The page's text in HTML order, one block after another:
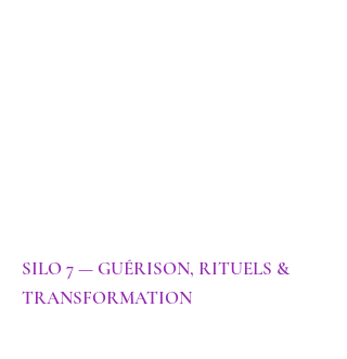
SILO 7 — GUÉRISON, RITUELS &
TRANSFORMATION